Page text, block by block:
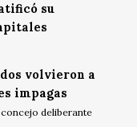
su
volvieron a
impagas
concejo deliberante